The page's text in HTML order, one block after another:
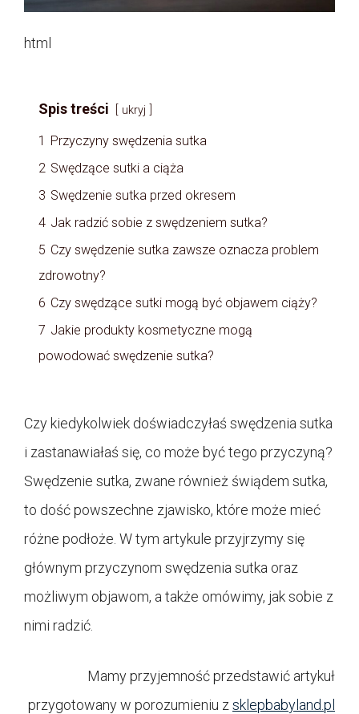
html
Spis treści ukryj
1
Przyczyny swędzenia sutka
2 Swędzące sutki a ciąża
3 Swędzenie sutka przed okresem
4 Jak radzić sobie z swędzeniem sutka?
5 Czy swędzenie sutka zawsze oznacza problem
zdrowotny?
6 Czy swędzące sutki mogą być objawem ciąży?
7 Jakie produkty kosmetyczne mogą
powodować swędzenie sutka?
Czy kiedykolwiek doświadczyłaś swędzenia sutka
i zastanawiałaś się, co może być tego przyczyną?
Swędzenie sutka, zwane również świądem sutka,
to dość powszechne zjawisko, które może mieć
różne podłoże. W tym artykule przyjrzymy się
głównym przyczynom swędzenia sutka oraz
możliwym objawom, a także omówimy, jak sobie z
nimi radzić.
Mamy przyjemność przedstawić artykuł
przygotowany w porozumieniu zsklepbabyland.pl